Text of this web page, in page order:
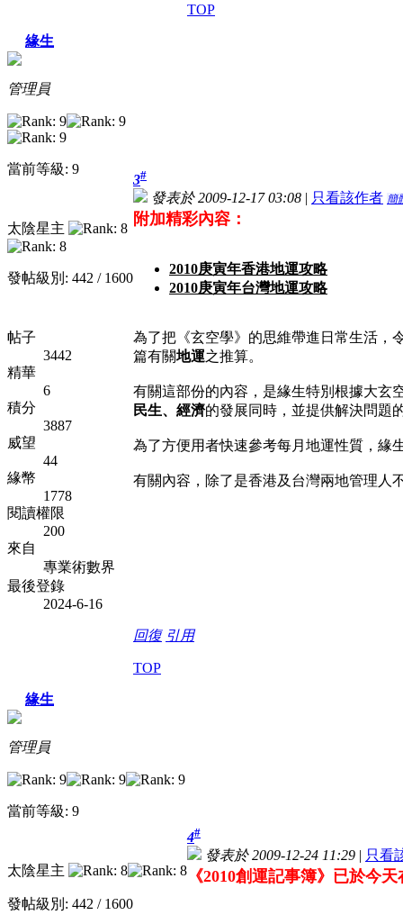
TOP
緣生
管理員
當前等級: 9
太陰星主
發帖級別: 442 / 1600
帖子
3442
精華
6
積分
3887
威望
44
緣幣
1778
閱讀權限
200
來自
專業術數界
最後登錄
2024-6-16
3#
發表於 2009-12-17 03:08 | 只看該作者 簡
附加精彩內容：
2010庚寅年香港地運攻略
2010庚寅年台灣地運攻略
為了把《玄空學》的思維帶進日常生活，
篇有關地運之推算。
有關這部份的內容，是緣生特別根據大玄
民生、經濟的發展同時，並提供解決問題
為了方便用者快速參考每月地運性質，緣
有關內容，除了是香港及台灣兩地管理人
回復 引用
TOP
緣生
管理員
當前等級: 9
太陰星主
發帖級別: 442 / 1600
4#
發表於 2009-12-24 11:29 | 只看
《2010創運記事簿》已於今